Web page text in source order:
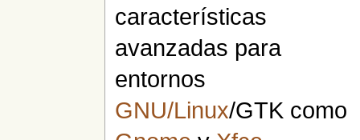
características
avanzadas para
entornos
GNU/Linux/GTK como